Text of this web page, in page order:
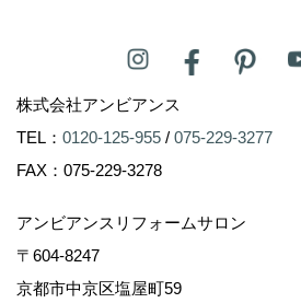
株式会社アンビアンス
TEL： 0120-125-955 / 075-229-3277
FAX：075-229-3278
アンビアンスリフォームサロン
〒604-8247
京都市中京区塩屋町59